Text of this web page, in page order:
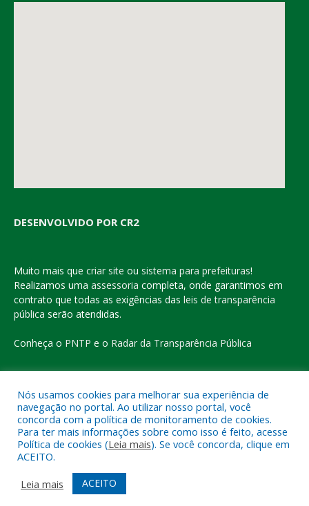
DESENVOLVIDO POR CR2
Muito mais que criar site ou sistema para prefeituras!
Realizamos uma assessoria completa, onde garantimos em
contrato que todas as exigências das leis de transparência
pública serão atendidas.
Conheça o PNTP e o Radar da Transparência Pública
Todos os direitos reservados a Prefeitura Municipal de Eldorado
do Carajás
Mapa do Site
Acessar o Webmail
Nós usamos cookies para melhorar sua experiência de
navegação no portal. Ao utilizar nosso portal, você
concorda com a política de monitoramento de cookies.
Para ter mais informações sobre como isso é feito, acesse
Política de cookies (Leia mais). Se você concorda, clique em
ACEITO.
Leia mais
ACEITO